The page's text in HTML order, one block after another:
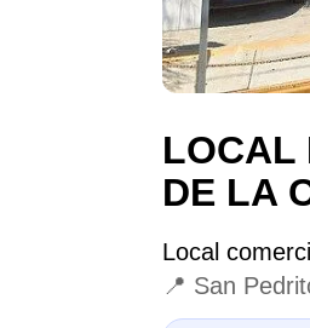
LOCAL
DE LA
Local
📍 San